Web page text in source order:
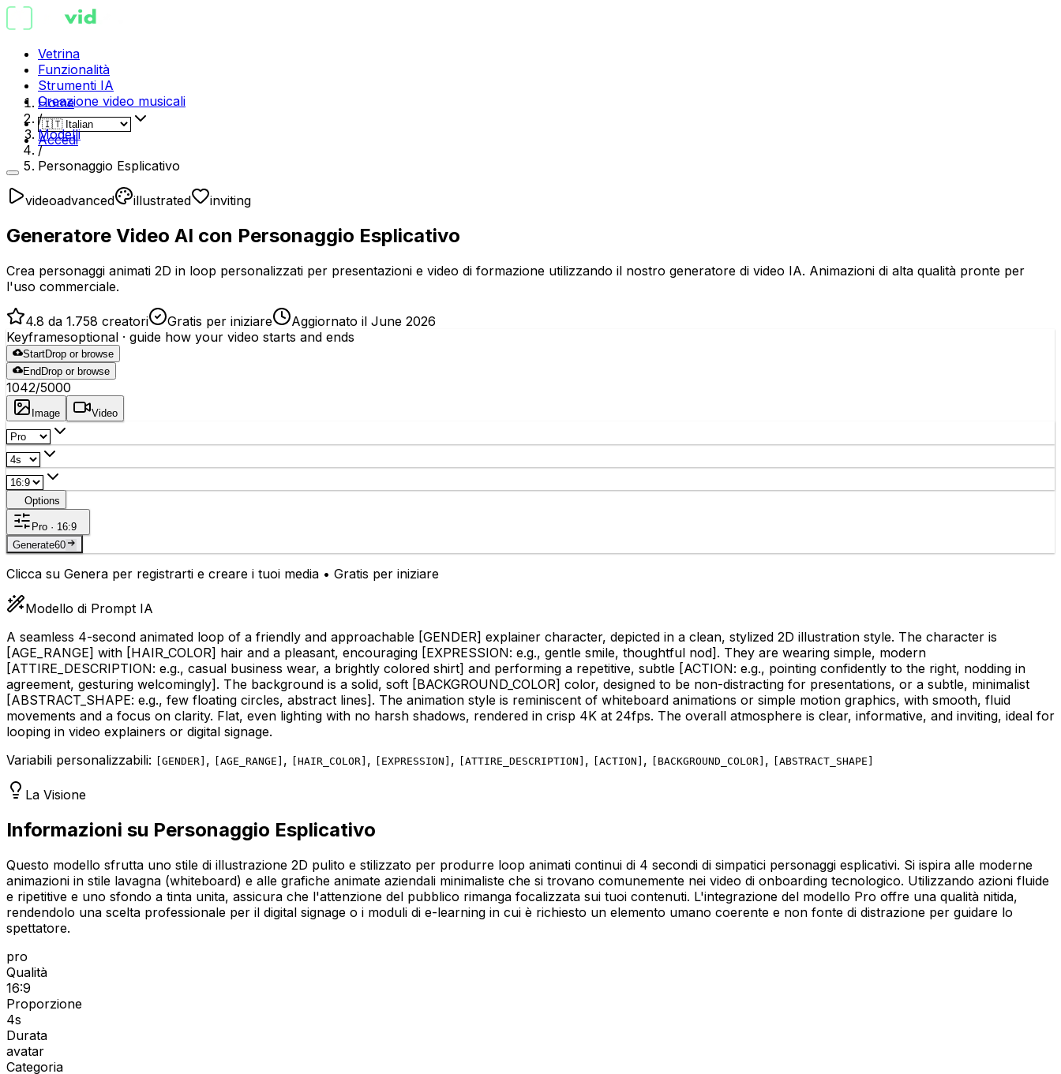
Vetrina
Funzionalità
Strumenti IA
Creazione video musicali
Accedi
Home
/
Modelli
/
Personaggio Esplicativo
videoadvanced illustrated inviting
Generatore Video AI con Personaggio Esplicativo
Crea personaggi animati 2D in loop personalizzati per presentazioni e video di formazione utilizzando il nostro generatore di video IA. Animazioni di alta qualità pronte per
l'uso commerciale.
4.8 da 1.758 creatori Gratis per iniziare
Aggiornato il June 2026
Keyframesoptional · guide how your video starts and ends
StartDrop or browse
End Drop or browse
1042/5000
Image Video
Options
Pro · 16:9
Generate60
Clicca su Genera per registrarti e creare i tuoi media • Gratis per iniziare
Modello di Prompt IA
A seamless 4-second animated loop of a friendly and approachable [GENDER] explainer character, depicted in a clean, stylized 2D illustration style. The character is
[AGE_RANGE] with [HAIR_COLOR] hair and a pleasant, encouraging [EXPRESSION: e.g., gentle smile, thoughtful nod] . They are wearing simple, modern
[ATTIRE_DESCRIPTION: e.g., casual business wear, a brightly colored shirt] and performing a repetitive, subtle [ACTION: e.g., pointing confidently to the right, nodding in
agreement, gesturing welcomingly] . The background is a solid, soft [BACKGROUND_COLOR] color, designed to be non-distracting for presentations, or a subtle, minimalist
[ABSTRACT_SHAPE: e.g., few floating circles, abstract lines] . The animation style is reminiscent of whiteboard animations or simple motion graphics, with smooth, fluid
movements and a focus on clarity. Flat, even lighting with no harsh shadows, rendered in crisp 4K at 24fps. The overall atmosphere is clear, informative, and inviting, ideal for
looping in video explainers or digital signage.
Variabili personalizzabili:
GENDER , AGE_RANGE , HAIR_COLOR , EXPRESSION , ATTIRE_DESCRIPTION , ACTION , BACKGROUND_COLOR , ABSTRACT_SHAPE
La Visione
Informazioni su Personaggio Esplicativo
Questo modello sfrutta uno stile di illustrazione 2D pulito e stilizzato per produrre loop animati continui di 4 secondi di simpatici personaggi esplicativi. Si ispira alle moderne
animazioni in stile lavagna (whiteboard) e alle grafiche animate aziendali minimaliste che si trovano comunemente nei video di onboarding tecnologico. Utilizzando azioni fluide
e ripetitive e uno sfondo a tinta unita, assicura che l'attenzione del pubblico rimanga focalizzata sui tuoi contenuti. L'integrazione del modello Pro offre una qualità nitida,
rendendolo una scelta professionale per il digital signage o i moduli di e-learning in cui è richiesto un elemento umano coerente e non fonte di distrazione per guidare lo
spettatore.
pro
Qualità
16:9
Proporzione
4s
Durata
avatar
Categoria